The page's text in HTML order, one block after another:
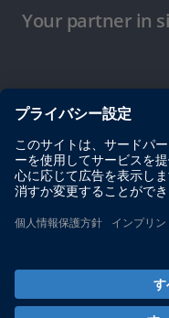
Your partner in
ご使用条件
プライバシーポリ
約款
サイト運営会社情報